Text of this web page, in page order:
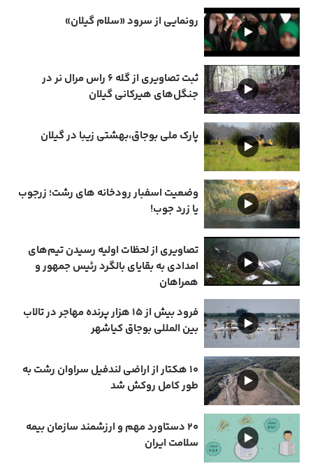
رونمایی از سرود «سلام گیلان»
ثبت تصاویری از گله ۶ راس مرال نر در
جنگل‌های هیرکانی گیلان
پارک ملی بوجاق،بهشتی زیبا در گیلان
وضعیت اسفبار رودخانه های رشت؛ زرجوب
یا زرد جوب!
تصاویری از لحظات اولیه رسیدن تیم‌های
امدادی به بقایای بالگرد رئیس جمهور و
همراهان
فرود بیش از ۱۵ هزار پرنده مهاجر در تالاب
بین المللی بوجاق کیاشهر
۱۰ هکتار از اراضی لندفیل سراوان رشت به
طور کامل روکش شد
۲۰ دستاورد مهم و ارزشمند سازمان بیمه
سلامت ایران